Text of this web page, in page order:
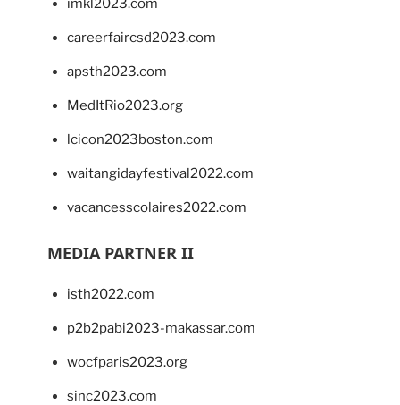
imkl2023.com
careerfaircsd2023.com
apsth2023.com
MedItRio2023.org
lcicon2023boston.com
waitangidayfestival2022.com
vacancesscolaires2022.com
MEDIA PARTNER II
isth2022.com
p2b2pabi2023-makassar.com
wocfparis2023.org
sinc2023.com